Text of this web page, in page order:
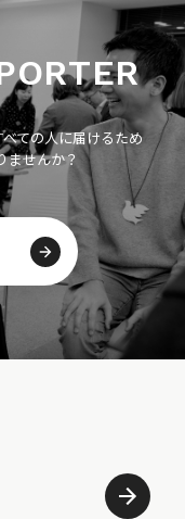
ての人に届けるため
ませんか？